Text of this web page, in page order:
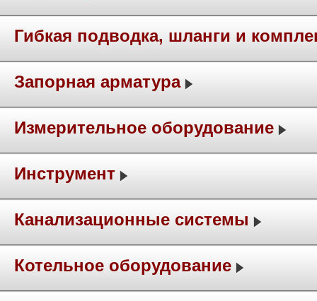
Гибкая подводка, шланги и
Запорная арматура
Измерительное оборудование
Инструмент
Канализационные системы
Котельное оборудование